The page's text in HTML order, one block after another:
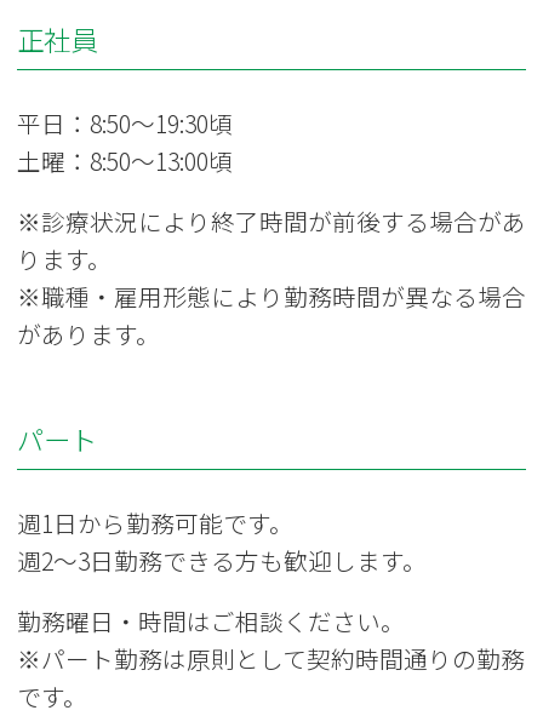
正社員
平日：8:50〜19:30頃
土曜：8:50〜13:00頃
※診療状況により終了時間が前後する場合があ
ります。
※職種・雇用形態により勤務時間が異なる場合
があります。
パート
週1日から勤務可能です。
週2〜3日勤務できる方も歓迎します。
勤務曜日・時間はご相談ください。
※パート勤務は原則として契約時間通りの勤務
です。